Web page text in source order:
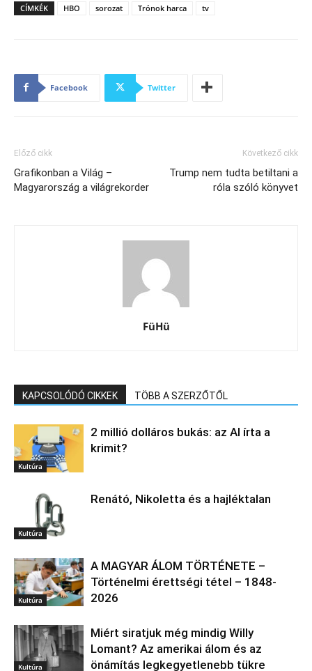
CÍMKÉK HBO sorozat Trónok harca tv
Facebook Twitter
Előző cikk
Grafikonban a Világ –
Magyarország a világrekorder
Következő cikk
Trump nem tudta betiltani a
róla szóló könyvet
FüHü
KAPCSOLÓDÓ CIKKEK TÖBB A SZERZŐTŐL
Kultúra
2 millió dolláros bukás: az AI írta a
krimit?
Kultúra
Renátó, Nikoletta és a hajléktalan
Kultúra
A MAGYAR ÁLOM TÖRTÉNETE –
Történelmi érettségi tétel – 1848-
2026
Kultúra
Miért siratjuk még mindig Willy
Lomant? Az amerikai álom és az
önámítás legkegyetlenebb tükre